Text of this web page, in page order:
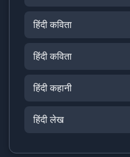
हिंदी कविता
हिंदी कविता
हिंदी कहानी
हिंदी लेख